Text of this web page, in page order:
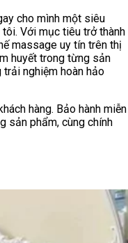
cho mình một siêu
Với mục tiêu trở thành
massage uy tín trên thị
huyết trong từng sản
nghiệm hoàn hảo
hàng. Bảo hành miễn
sản phẩm, cùng chính